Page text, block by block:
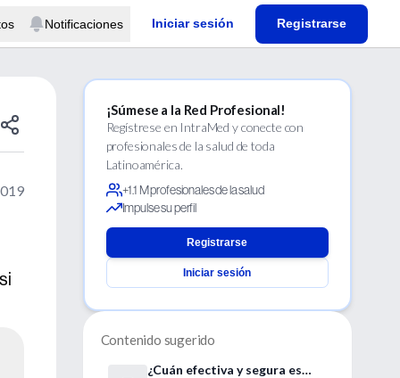
Notificaciones Iniciar sesión Registrarse
¡Súmese a la Red Profesional!
Regístrese en IntraMed y conecte con
profesionales de la salud de toda
Latinoamérica.
+1.1 M profesionales de la salud
Impulse su perfil
Registrarse
Iniciar sesión
Contenido sugerido
¿Cuán efectiva y segura es